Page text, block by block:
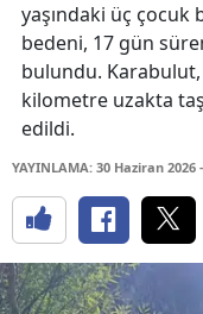
yaşındaki üç çocuk
bedeni, 17 gün
bulundu.
kilometre uzakta
edildi.
YAYINLAMA: 30 Haziran 2026